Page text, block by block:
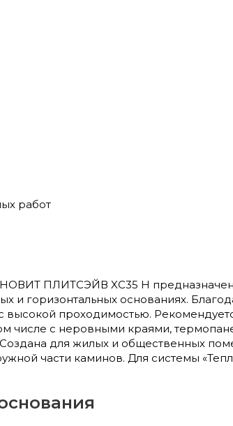
работ
ПЛИТСЭЙВ XC35 Н
и горизонтальных основаниях.
высокой проходимостью.
числе с неровными краями,
для жилых и общественных
части каминов. Для системы